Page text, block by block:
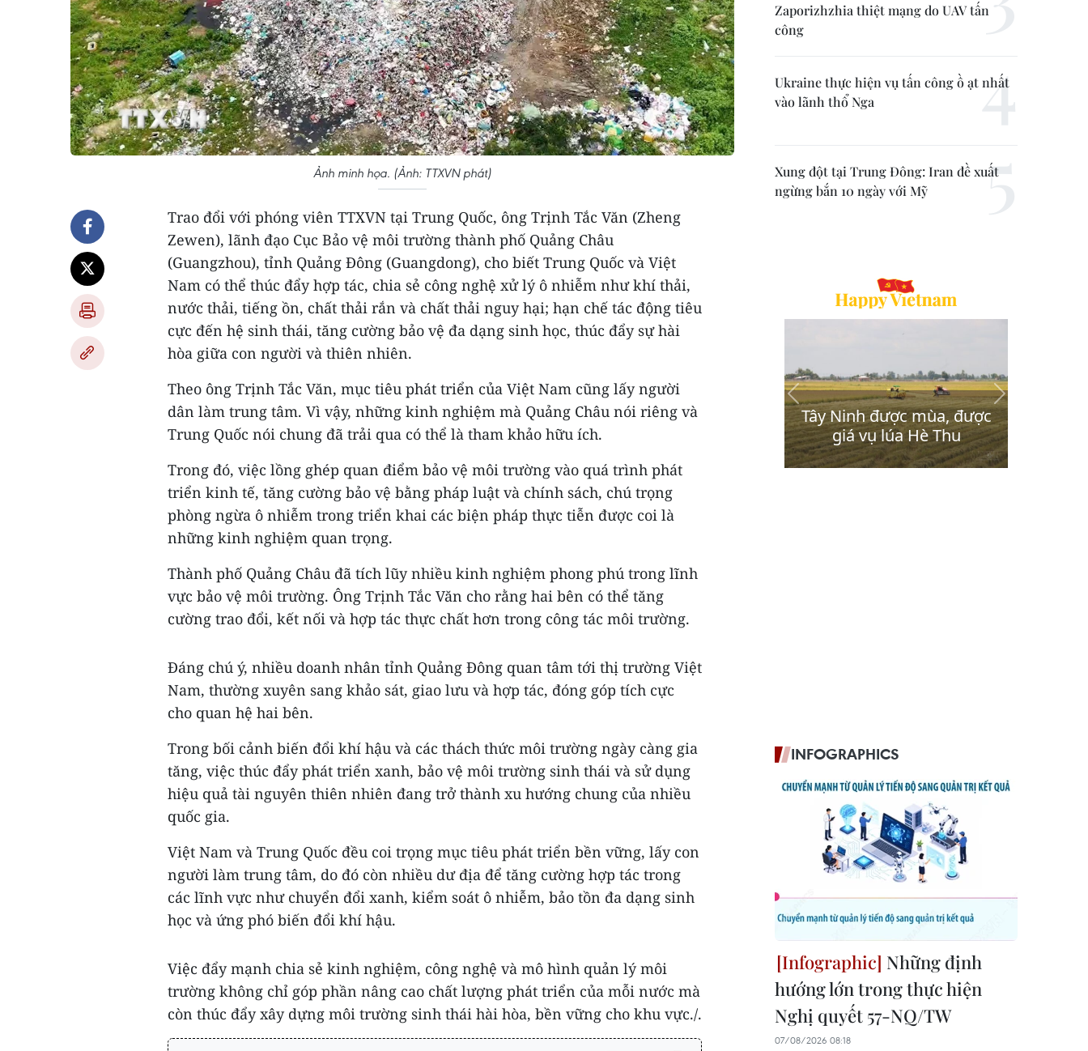
Ảnh minh họa. (Ảnh: TTXVN phát)
Trao đổi với phóng viên TTXVN tại Trung Quốc, ông Trịnh Tắc Văn (Zheng
Zewen), lãnh đạo Cục Bảo vệ môi trường thành phố Quảng Châu
(Guangzhou), tỉnh Quảng Đông (Guangdong), cho biết Trung Quốc và Việt
Nam có thể thúc đẩy hợp tác, chia sẻ công nghệ xử lý ô nhiễm như khí thải,
nước thải, tiếng ồn, chất thải rắn và chất thải nguy hại; hạn chế tác động tiêu
cực đến hệ sinh thái, tăng cường bảo vệ đa dạng sinh học, thúc đẩy sự hài
hòa giữa con người và thiên nhiên.
Theo ông Trịnh Tắc Văn, mục tiêu phát triển của Việt Nam cũng lấy người
dân làm trung tâm. Vì vậy, những kinh nghiệm mà Quảng Châu nói riêng và
Trung Quốc nói chung đã trải qua có thể là tham khảo hữu ích.
Trong đó, việc lồng ghép quan điểm bảo vệ môi trường vào quá trình phát
triển kinh tế, tăng cường bảo vệ bằng pháp luật và chính sách, chú trọng
phòng ngừa ô nhiễm trong triển khai các biện pháp thực tiễn được coi là
những kinh nghiệm quan trọng.
Thành phố Quảng Châu đã tích lũy nhiều kinh nghiệm phong phú trong lĩnh
vực bảo vệ môi trường. Ông Trịnh Tắc Văn cho rằng hai bên có thể tăng
cường trao đổi, kết nối và hợp tác thực chất hơn trong công tác môi trường.
Đáng chú ý, nhiều doanh nhân tỉnh Quảng Đông quan tâm tới thị trường Việt
Nam, thường xuyên sang khảo sát, giao lưu và hợp tác, đóng góp tích cực
cho quan hệ hai bên.
Trong bối cảnh biến đổi khí hậu và các thách thức môi trường ngày càng gia
tăng, việc thúc đẩy phát triển xanh, bảo vệ môi trường sinh thái và sử dụng
hiệu quả tài nguyên thiên nhiên đang trở thành xu hướng chung của nhiều
quốc gia.
Việt Nam và Trung Quốc đều coi trọng mục tiêu phát triển bền vững, lấy con
người làm trung tâm, do đó còn nhiều dư địa để tăng cường hợp tác trong
các lĩnh vực như chuyển đổi xanh, kiểm soát ô nhiễm, bảo tồn đa dạng sinh
học và ứng phó biến đổi khí hậu.
Việc đẩy mạnh chia sẻ kinh nghiệm, công nghệ và mô hình quản lý môi
trường không chỉ góp phần nâng cao chất lượng phát triển của mỗi nước mà
còn thúc đẩy xây dựng môi trường sinh thái hài hòa, bền vững cho khu vực./.
Zaporizhzhia thiệt mạng do UAV tấn
công
Ukraine thực hiện vụ tấn công ồ ạt nhất
vào lãnh thổ Nga
Xung đột tại Trung Đông: Iran đề xuất
ngừng bắn 10 ngày với Mỹ
INFOGRAPHICS
Những định
hướng lớn trong thực hiện
Nghị quyết 57-NQ/TW
07/08/2026 08:18